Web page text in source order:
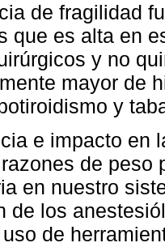
de fragilidad
que es alta en
y no
mayor de
y
e impacto en
de peso
en nuestro
de los
de